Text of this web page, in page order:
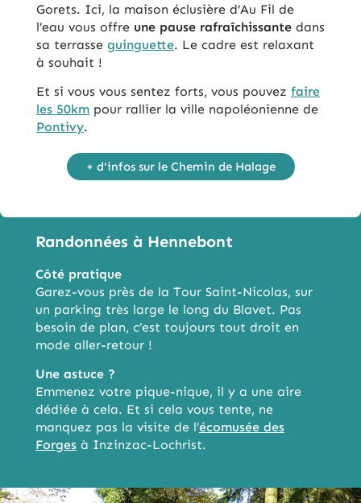
Randonnées à Hennebont
Côté pratique
Garez-vous près de la Tour Saint-Nicolas, sur
un parking très large le long du Blavet. Pas
besoin de plan, c’est toujours tout droit en
mode aller-retour !
Une astuce ?
Emmenez votre pique-nique, il y a une aire
dédiée à cela. Et si cela vous tente, ne
manquez pas la visite de l’écomusée des
Forges à Inzinzac-Lochrist.
Gorets. Ici, la maison éclusière d’Au Fil de
l’eau vous offre une pause rafraîchissante dans
sa terrasse guinguette. Le cadre est relaxant
à souhait !
Et si vous vous sentez forts, vous pouvez faire
les 50km pour rallier la ville napoléonienne de
Pontivy.
+ d'infos sur le Chemin de Halage